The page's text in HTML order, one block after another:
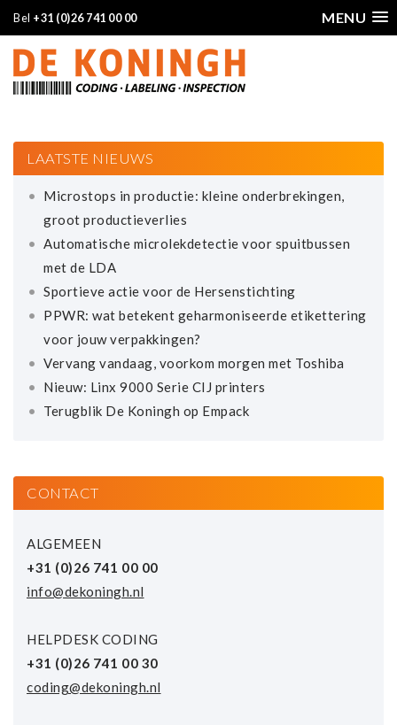
MENU
Bel +31 (0)26 741 00 00
LAATSTE NIEUWS
Microstops in productie: kleine onderbrekingen,
groot productieverlies
Automatische microlekdetectie voor spuitbussen
met de LDA
Sportieve actie voor de Hersenstichting
PPWR: wat betekent geharmoniseerde etikettering
voor jouw verpakkingen?
Vervang vandaag, voorkom morgen met Toshiba
Nieuw: Linx 9000 Serie CIJ printers
Terugblik De Koningh op Empack
CONTACT
ALGEMEEN
+31 (0)26 741 00 00
info@dekoningh.nl
HELPDESK CODING
+31 (0)26 741 00 30
coding@dekoningh.nl